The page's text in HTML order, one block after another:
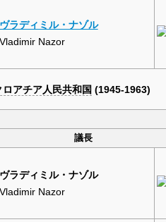
ヴラディミル・ナゾル
Vladimir Nazor
ロアチア人民共和国 (1945-1963)
議長
ヴラディミル・ナゾル
Vladimir Nazor